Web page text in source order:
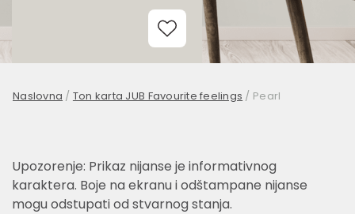
Add to Wishlist
Naslovna / Ton karta JUB Favourite feelings / Pearl
Upozorenje: Prikaz nijanse je informativnog
karaktera. Boje na ekranu i odštampane nijanse
mogu odstupati od stvarnog stanja.